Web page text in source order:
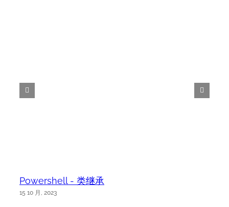
Powershell - 类继承
15 10 月, 2023